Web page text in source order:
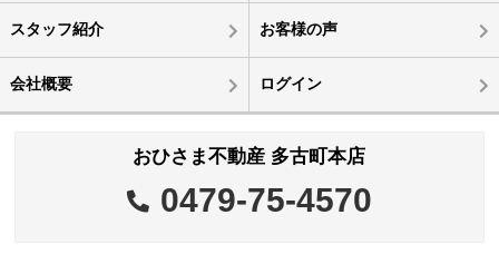
スタッフ紹介 お客様の声
会社概要 ログイン
おひさま不動産 多古町本店
0479-75-4570